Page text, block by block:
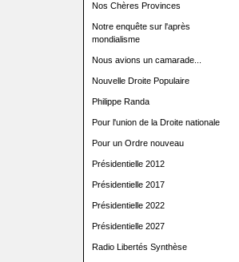
Nos Chères Provinces
Notre enquête sur l'après
mondialisme
Nous avions un camarade...
Nouvelle Droite Populaire
Philippe Randa
Pour l'union de la Droite nationale
Pour un Ordre nouveau
Présidentielle 2012
Présidentielle 2017
Présidentielle 2022
Présidentielle 2027
Radio Libertés Synthèse